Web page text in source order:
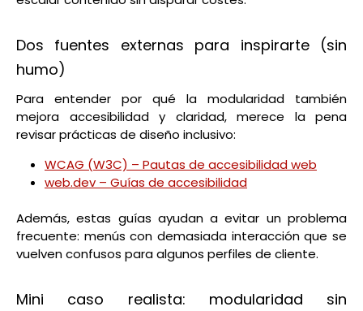
Dos fuentes externas para inspirarte (sin
humo)
Para entender por qué la modularidad también
mejora accesibilidad y claridad, merece la pena
revisar prácticas de diseño inclusivo:
WCAG (W3C) – Pautas de accesibilidad web
web.dev – Guías de accesibilidad
Además, estas guías ayudan a evitar un problema
frecuente: menús con demasiada interacción que se
vuelven confusos para algunos perfiles de cliente.
Mini caso realista: modularidad sin